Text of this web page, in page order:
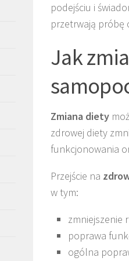
podejściu i
przetrwają próbę
Jak
Zmiana diety
zdrowej diety
funkcjonowania
Przejście na
w tym:
zmniejszenie
poprawa
ogólna